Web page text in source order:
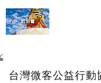
台灣微客公益行動